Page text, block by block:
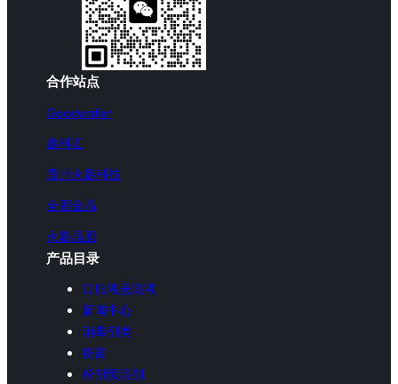
合作站点
Goodwafer
鑫科汇
贵州火影科技
全固金晶
火影晶圆
产品目录
口服液悬混液
新闻中心
消毒剂类
疫苗
粉剂预混剂